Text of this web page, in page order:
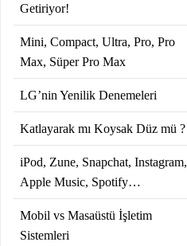
Getiriyor!
Mini, Compact, Ultra, Pro, Pro
Max, Süper Pro Max
LG’nin Yenilik Denemeleri
Katlayarak mı Koysak Düz mü ?
iPod, Zune, Snapchat, Instagram,
Apple Music, Spotify…
Mobil vs Masaüstü İşletim
Sistemleri